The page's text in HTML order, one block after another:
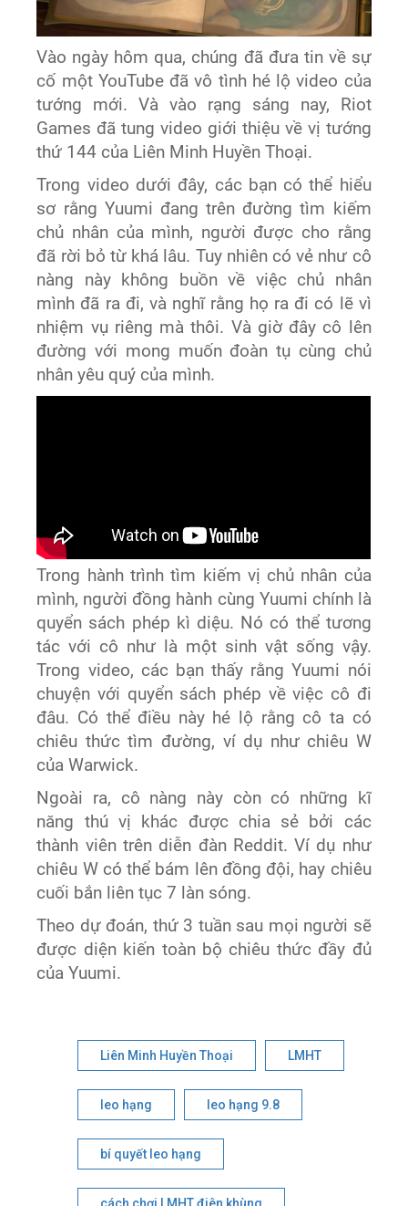
Vào ngày hôm qua, chúng đã đưa tin về sự
cố một YouTube đã vô tình hé lộ video của
tướng mới. Và vào rạng sáng nay, Riot
Games đã tung video giới thiệu về vị tướng
thứ 144 của Liên Minh Huyền Thoại.
Trong video dưới đây, các bạn có thể hiểu
sơ rằng Yuumi đang trên đường tìm kiếm
chủ nhân của mình, người được cho rằng
đã rời bỏ từ khá lâu. Tuy nhiên có vẻ như cô
nàng này không buồn về việc chủ nhân
mình đã ra đi, và nghĩ rằng họ ra đi có lẽ vì
nhiệm vụ riêng mà thôi. Và giờ đây cô lên
đường với mong muốn đoàn tụ cùng chủ
nhân yêu quý của mình.
Trong hành trình tìm kiếm vị chủ nhân của
mình, người đồng hành cùng Yuumi chính là
quyển sách phép kì diệu. Nó có thể tương
tác với cô như là một sinh vật sống vậy.
Trong video, các bạn thấy rằng Yuumi nói
chuyện với quyển sách phép về việc cô đi
đâu. Có thể điều này hé lộ rằng cô ta có
chiêu thức tìm đường, ví dụ như chiêu W
của Warwick.
Ngoài ra, cô nàng này còn có những kĩ
năng thú vị khác được chia sẻ bởi các
thành viên trên diễn đàn Reddit. Ví dụ như
chiêu W có thể bám lên đồng đội, hay chiêu
cuối bắn liên tục 7 làn sóng.
Theo dự đoán, thứ 3 tuần sau mọi người sẽ
được diện kiến toàn bộ chiêu thức đầy đủ
của Yuumi.
Liên Minh Huyền Thoại LMHT
leo hạng leo hạng 9.8
bí quyết leo hạng